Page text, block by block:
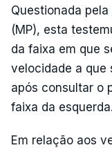
Questionada
(MP), esta
da faixa em que
velocidade a que
após consultar o
faixa da esquerda.
Em relação aos